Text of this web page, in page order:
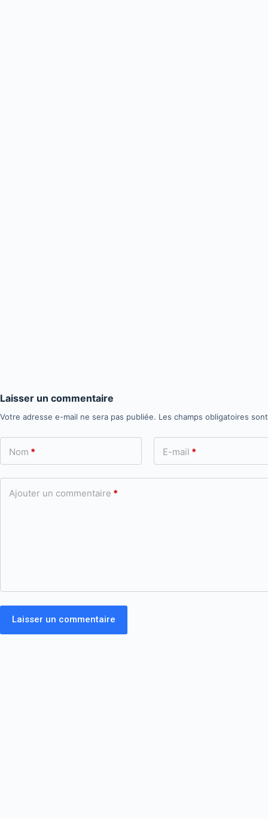
Laisser un commentaire
Votre adresse e-mail ne sera pas publiée. Les champs obligatoires
Nom * E-mail *
Ajouter un commentaire *
Laisser un commentaire